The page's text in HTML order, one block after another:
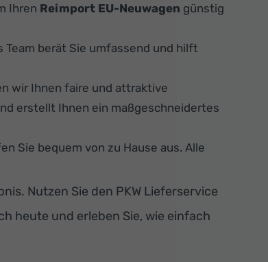
Ihren Reimport EU-Neuwagen günstig
berät Sie umfassend und hilft
wir Ihnen faire und attraktive
erstellt Ihnen ein maßgeschneidertes
Sie bequem von zu Hause aus. Alle
Nutzen Sie den PKW Lieferservice
heute und erleben Sie, wie einfach